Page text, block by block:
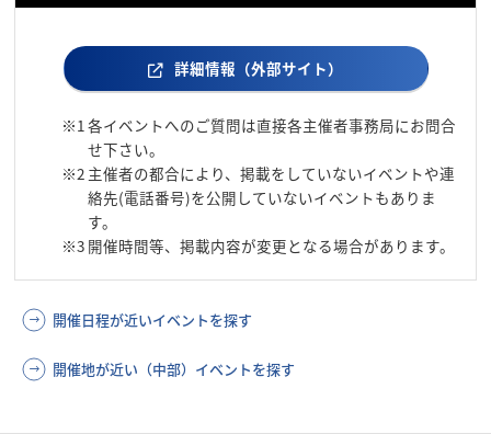
詳細情報（外部サイト）
※1各イベントへのご質問は直接各主催者事務局にお問合
せ下さい。
※2 主催者の都合により、掲載をしていないイベントや連
絡先(電話番号)を公開していないイベントもありま
す。
※3 開催時間等、掲載内容が変更となる場合があります。
開催日程が近いイベントを探す
開催地が近い（中部）イベントを探す